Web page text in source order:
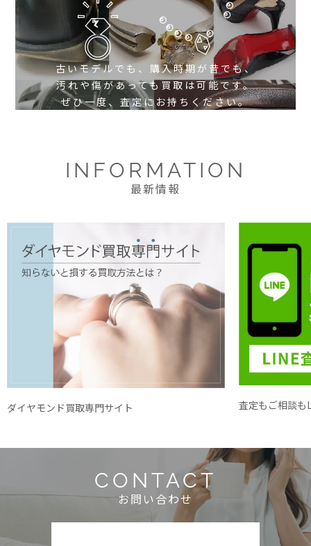
古いモデルでも、購入時期が昔でも、
汚れや傷があっても買取は可能です。
ぜひ一度、査定にお持ちください。
INFORMATION
最新情報
ダイヤモンド買取専門サイト 査定もご相談も
CONTACT
お問い合わせ